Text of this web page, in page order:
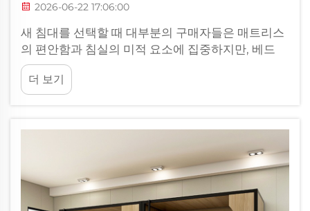
2026-06-22 17:06:00
새 침대를 선택할 때 대부분의 구매자들은 매트리스
의 편안함과 침실의 미적 요소에 집중하지만, 베드
프레임의 금속 구조가 얼마나 견고한지가 그 제품의
수명을 실제로 결정합니다. 베드 프레임에 사용된 금
속의 두께는...
더 보기